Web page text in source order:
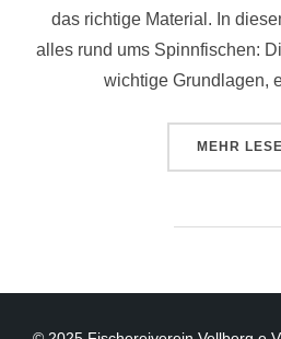
das richtige Material. In
alles rund ums Spinnfischen:
wichtige Grundlagen,
MEHR